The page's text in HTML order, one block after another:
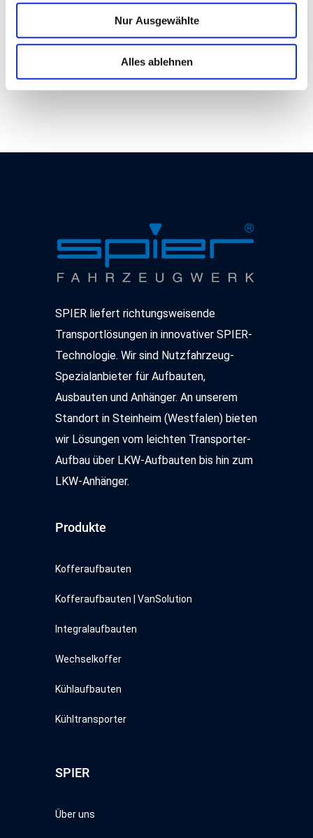
Funktionen Wir, die SPIER GmbH & Co. Fahrzeugwerk
KG, nutzen für Ihre maßgeschneiderten Inhalte Cookies
und Funktionen. Dadurch werden Inhalte und Anzeigen
personalisiert, Funktionen für Social Media ermöglicht
und Zugriffe auf unserer Webseite analysiert. Weiterhin
dieser Webseite erhobenen Daten in den USA durch
Google, Facebook, LinkedIn, Twitter, Youtube: Indem Sie
auf "Alles akzeptieren" klicken, willigen Sie zugleich gem.
Art. 49 Abs. 1 S. 1 lt. a DSGVO ein, dass Ihre Daten in
Europäischen Gerichtshof als ein Land mit einem nach
EU-Standards unzureichendem Datenschutzniveau
Ihre Daten durch US-Behörden, zu Kontroll- und zu
Überwachungszwecken, möglicherweise auch ohne
Rechtsbehelfsmöglichkeiten, verarbeitet werden können.
Weitere Informationen über die von uns genutzten
Cookies und Funktionen finden Sie in der
Datenschutzerklärung.
Nur Ausgewählte
Alles ablehnen
seit 1872
Aufbauhersteller
SPIER liefert richtungsweisende
Transportlösungen in innovativer SPIER-
Technologie. Wir sind Nutzfahrzeug-
Spezialanbieter für Aufbauten,
Ausbauten und Anhänger. An unserem
Standort in Steinheim (Westfalen) bieten
wir Lösungen vom leichten Transporter-
Aufbau über LKW-Aufbauten bis hin zum
LKW-Anhänger.
Produkte
Kofferaufbauten
Kofferaufbauten | VanSolution
Integralaufbauten
Wechselkoffer
Kühlaufbauten
Kühltransporter
SPIER
Über uns